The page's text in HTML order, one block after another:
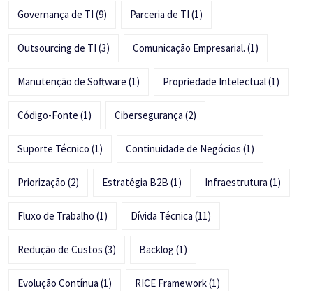
Governança de TI (9) Parceria de TI (1)
Outsourcing de TI (3) Comunicação Empresarial. (1)
Manutenção de Software (1) Propriedade Intelectual(1)
Código-Fonte (1) Cibersegurança (2)
Suporte Técnico (1) Continuidade de Negócios (1)
Priorização (2) Estratégia B2B (1) Infraestrutura (1)
Fluxo de Trabalho (1) Dívida Técnica (11)
Redução de Custos (3) Backlog (1)
Evolução Contínua (1) RICE Framework(1)